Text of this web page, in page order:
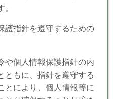
指針を遵守するための
や個人情報保護指針の内
ともに、指針を遵守する
とにより、個人情報等に